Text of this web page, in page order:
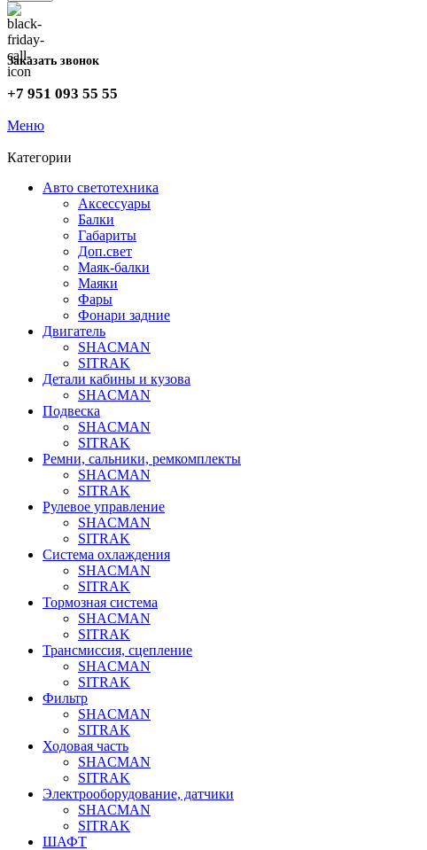
Заказать звонок
+7 951 093 55 55
Меню
Категории
Авто светотехника
Аксессуары
Балки
Габариты
Доп.свет
Маяк-балки
Маяки
Фары
Фонари задние
Двигатель
SHACMAN
SITRAK
Детали кабины и кузова
SHACMAN
Подвеска
SHACMAN
SITRAK
Ремни, сальники, ремкомплекты
SHACMAN
SITRAK
Рулевое управление
SHACMAN
SITRAK
Система охлаждения
SHACMAN
SITRAK
Тормозная система
SHACMAN
SITRAK
Трансмиссия, сцепление
SHACMAN
SITRAK
Фильтр
SHACMAN
SITRAK
Ходовая часть
SHACMAN
SITRAK
Электрооборудование, датчики
SHACMAN
SITRAK
ШАФТ